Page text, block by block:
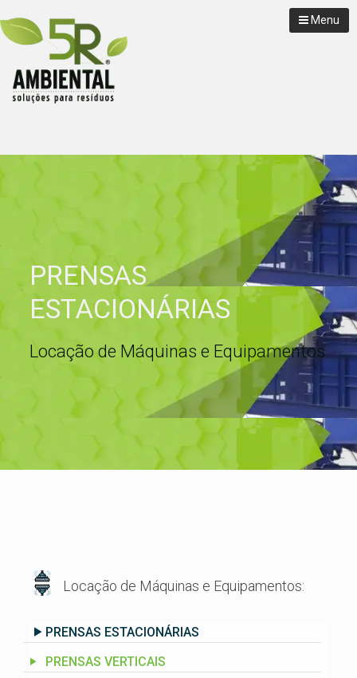
Menu
PRENSAS
ESTACIONÁRIAS
Locação de Máquinas e Equipamentos
Locação de Máquinas e Equipamentos:
PRENSAS ESTACIONÁRIAS
PRENSAS VERTICAIS